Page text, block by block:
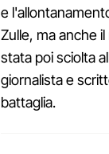
e
Zulle, ma anche
stata poi sciolta
giornalista e
battaglia.